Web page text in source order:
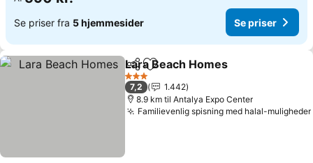
Se priser fra 5 hjemmesider Se priser
Del Føj til favoritter
Lara Beach Homes
3 Stjerner
7,2
1.442
8.9 km til Antalya Expo Center
Familievenlig spisning med halal-muligheder